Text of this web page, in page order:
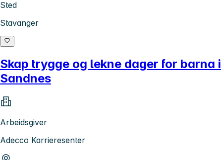
Sted
Stavanger
Skap trygge og lekne dager for barna i
Sandnes
Arbeidsgiver
Adecco Karrieresenter